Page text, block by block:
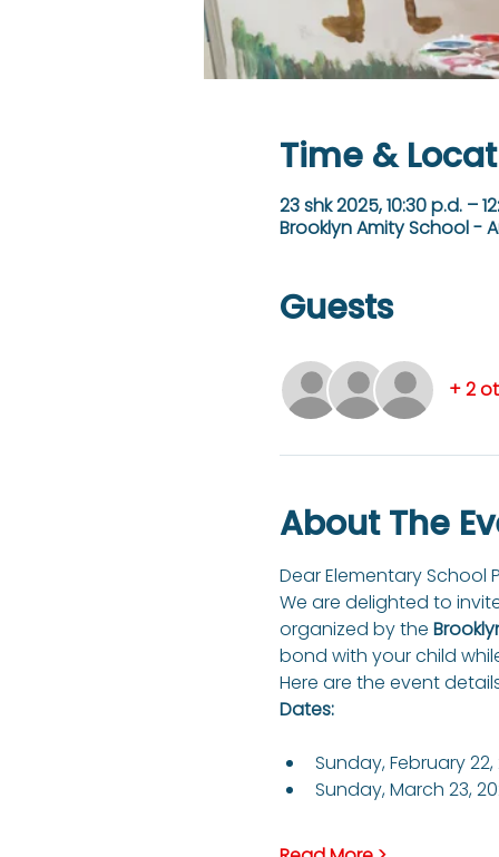
Time &
23 shk 2025, 10:30 p.d. –
Brooklyn Amity School -
Guests
+ 2
About The
Dear Elementary School
We are delighted to
organized by the
bond with your child
Here are the event
Dates:
Sunday, February 22,
Sunday, March 23,